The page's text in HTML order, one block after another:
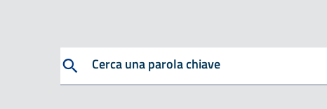
Cerca
Cerca una parola chiave